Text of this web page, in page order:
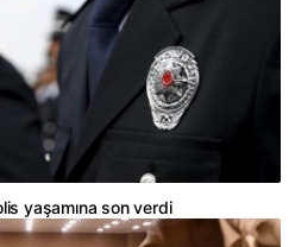
yaşamına son verdi